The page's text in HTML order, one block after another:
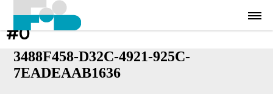
#0
3488F458-D32C-4921-925C-
7EADEAAB1636